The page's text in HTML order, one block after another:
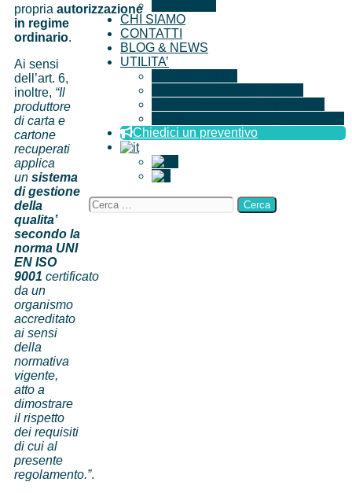
CHI SIAMO
CONTATTI
BLOG & NEWS
UTILITA’
Chiedici un preventivo
propria autorizzazione
in regime
ordinario.
Ai sensi
dell’art. 6,
inoltre, “Il
produttore
di carta e
cartone
recuperati
applica
un sistema
di gestione
della
qualita’
secondo la
norma UNI
EN ISO
9001 certificato
da un
organismo
accreditato
ai sensi
della
normativa
vigente,
atto a
dimostrare
il rispetto
dei requisiti
di cui al
presente
regolamento.”.